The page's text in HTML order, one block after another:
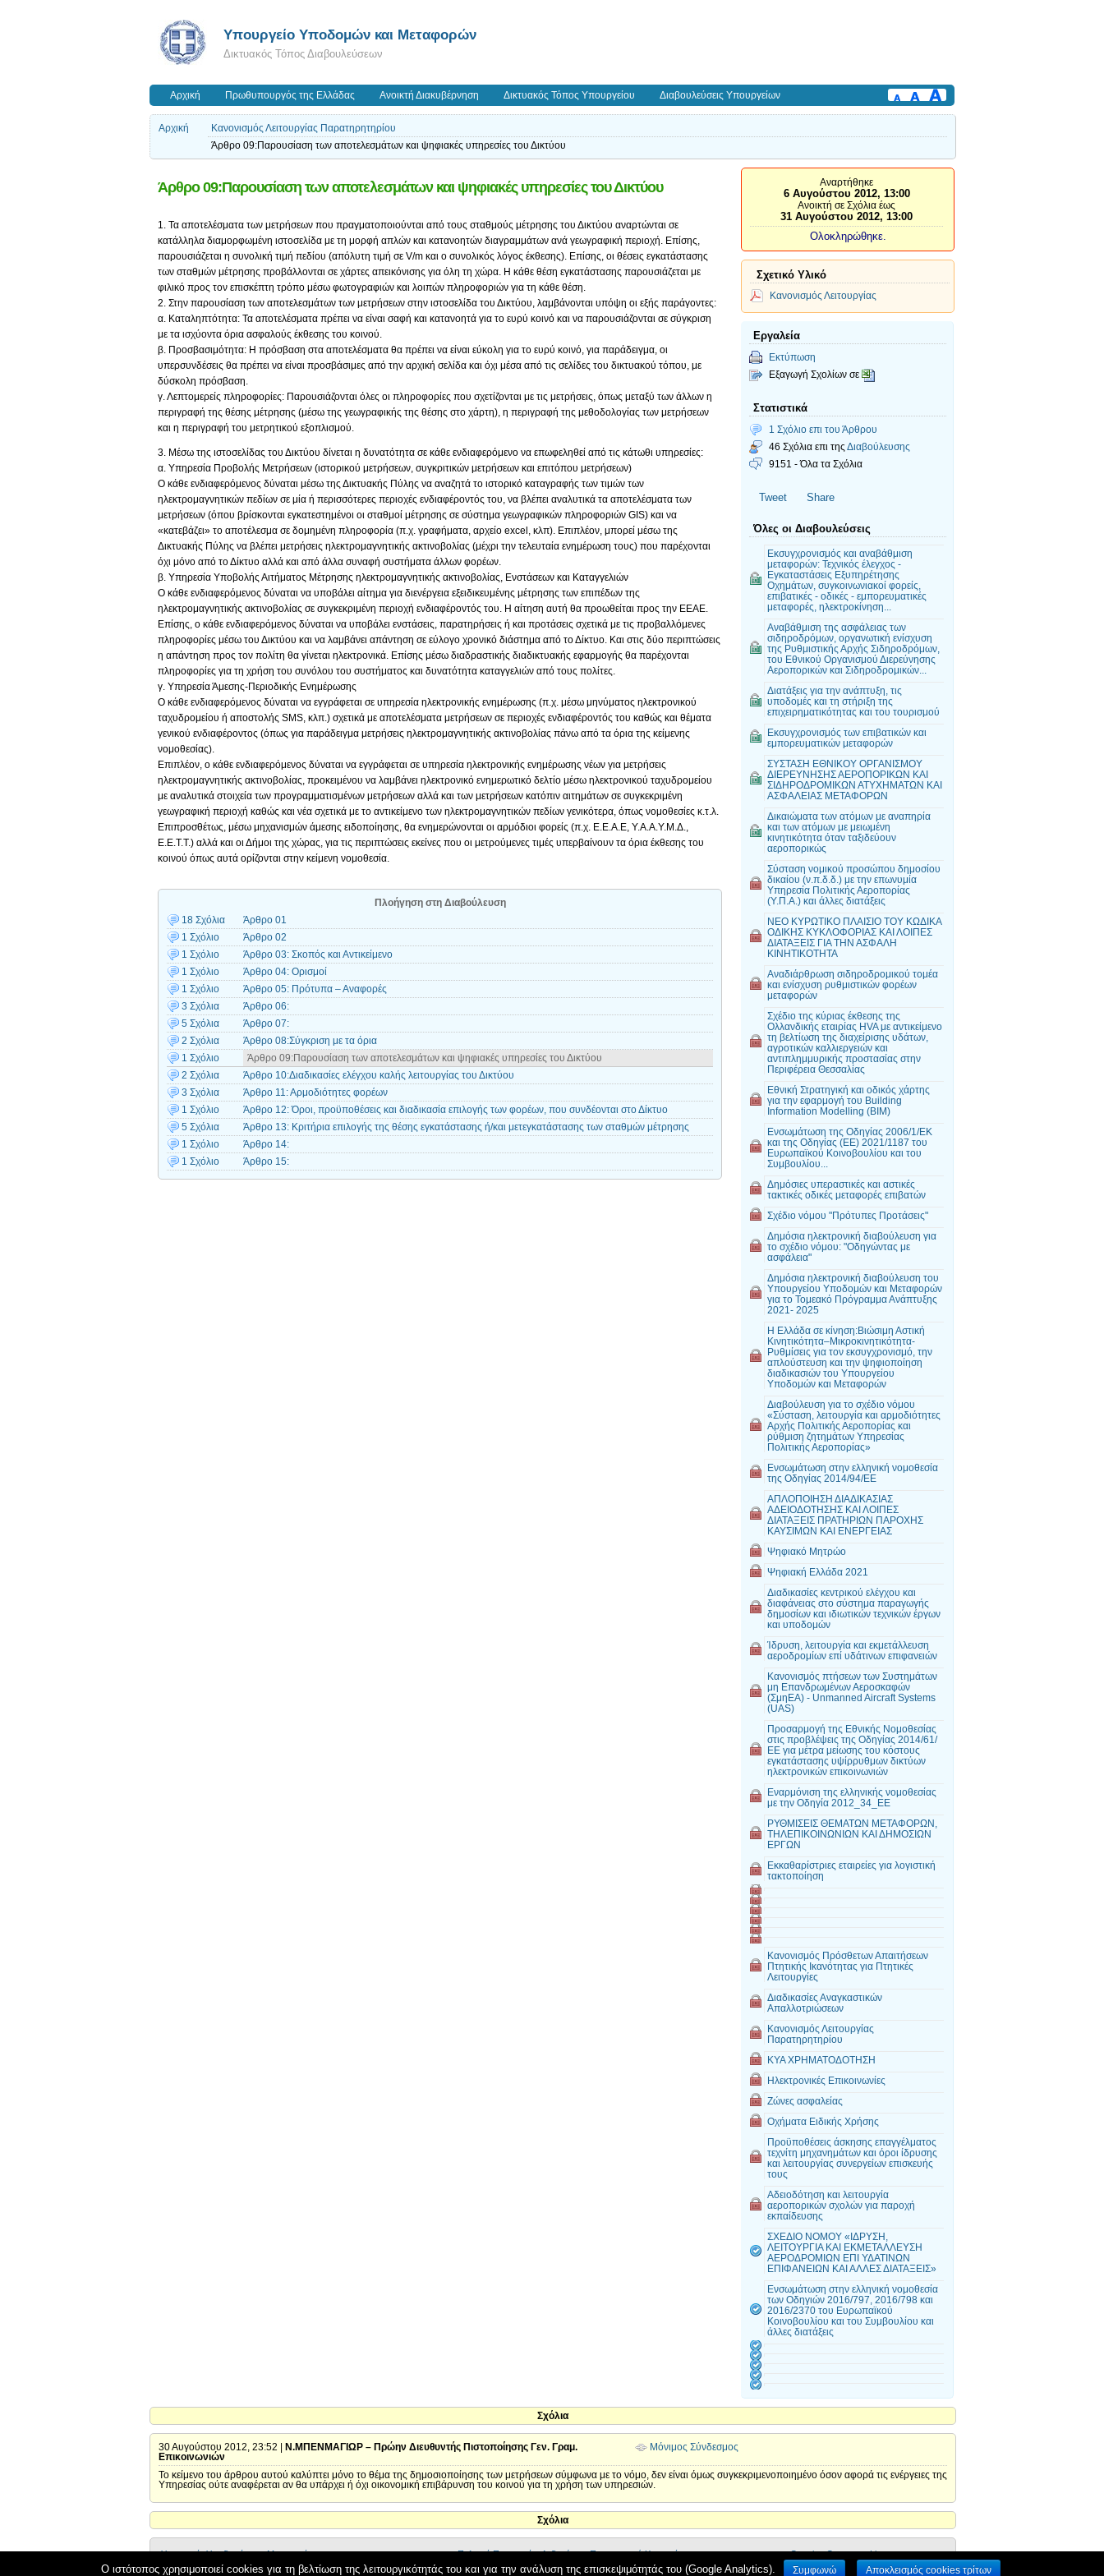
Υπουργείο Υποδομών και Μεταφορών
Δικτυακός Τόπος Διαβουλεύσεων
Αρχική Πρωθυπουργός της Ελλάδας Ανοικτή Διακυβέρνηση Δικτυακός Τόπος Υπουργείου Διαβουλεύσεις Υπουργείων
Αρχική
Κανονισμός Λειτουργίας Παρατηρητηρίου
Άρθρο 09:Παρουσίαση των αποτελεσμάτων και ψηφιακές υπηρεσίες του Δικτύου
Άρθρο 09:Παρουσίαση των αποτελεσμάτων και ψηφιακές υπηρεσίες του Δικτύου
1. Τα αποτελέσματα των μετρήσεων που πραγματοποιούνται από τους σταθμούς μέτρησης του Δικτύου αναρτώνται σε
κατάλληλα διαμορφωμένη ιστοσελίδα με τη μορφή απλών και κατανοητών διαγραμμάτων ανά γεωγραφική περιοχή. Επίσης,
παρουσιάζεται η συνολική τιμή πεδίου (απόλυτη τιμή σε V/m και ο συνολικός λόγος έκθεσης). Επίσης, οι θέσεις εγκατάστασης
των σταθμών μέτρησης προβάλλονται σε χάρτες απεικόνισης για όλη τη χώρα. Η κάθε θέση εγκατάστασης παρουσιάζεται με
φιλικό προς τον επισκέπτη τρόπο μέσω φωτογραφιών και λοιπών πληροφοριών για τη κάθε θέση.
2. Στην παρουσίαση των αποτελεσμάτων των μετρήσεων στην ιστοσελίδα του Δικτύου, λαμβάνονται υπόψη οι εξής παράγοντες:
α. Καταληπτότητα: Τα αποτελέσματα πρέπει να είναι σαφή και κατανοητά για το ευρύ κοινό και να παρουσιάζονται σε σύγκριση
με τα ισχύοντα όρια ασφαλούς έκθεσης του κοινού.
β. Προσβασιμότητα: Η πρόσβαση στα αποτελέσματα θα πρέπει να είναι εύκολη για το ευρύ κοινό, για παράδειγμα, οι
υπερσυνδέσεις θα πρέπει να είναι προσβάσιμες από την αρχική σελίδα και όχι μέσα από τις σελίδες του δικτυακού τόπου, με
δύσκολη πρόσβαση.
γ. Λεπτομερείς πληροφορίες: Παρουσιάζονται όλες οι πληροφορίες που σχετίζονται με τις μετρήσεις, όπως μεταξύ των άλλων η
περιγραφή της θέσης μέτρησης (μέσω της γεωγραφικής της θέσης στο χάρτη), η περιγραφή της μεθοδολογίας των μετρήσεων
και η περιγραφή του μετρητικού εξοπλισμού.
3. Μέσω της ιστοσελίδας του Δικτύου δίνεται η δυνατότητα σε κάθε ενδιαφερόμενο να επωφεληθεί από τις κάτωθι υπηρεσίες:
α. Υπηρεσία Προβολής Μετρήσεων (ιστορικού μετρήσεων, συγκριτικών μετρήσεων και επιτόπου μετρήσεων)
Ο κάθε ενδιαφερόμενος δύναται μέσω της Δικτυακής Πύλης να αναζητά το ιστορικό καταγραφής των τιμών των
ηλεκτρομαγνητικών πεδίων σε μία ή περισσότερες περιοχές ενδιαφέροντός του, να βλέπει αναλυτικά τα αποτελέσματα των
μετρήσεων (όπου βρίσκονται εγκατεστημένοι οι σταθμοί μέτρησης σε σύστημα γεωγραφικών πληροφοριών GIS) και να
«κατεβάζει» το αποτέλεσμα σε δομημένη πληροφορία (π.χ. γραφήματα, αρχείο excel, κλπ). Επιπλέον, μπορεί μέσω της
Δικτυακής Πύλης να βλέπει μετρήσεις ηλεκτρομαγνητικής ακτινοβολίας (μέχρι την τελευταία ενημέρωση τους) που παρέχονται
όχι μόνο από το Δίκτυο αλλά και από άλλα συναφή συστήματα άλλων φορέων.
β. Υπηρεσία Υποβολής Αιτήματος Μέτρησης ηλεκτρομαγνητικής ακτινοβολίας, Ενστάσεων και Καταγγελιών
Ο κάθε ενδιαφερόμενος δύναται να υποβάλει αίτημα για διενέργεια εξειδικευμένης μέτρησης των επιπέδων της
ηλεκτρομαγνητικής ακτινοβολίας σε συγκεκριμένη περιοχή ενδιαφέροντός του. Η αίτηση αυτή θα προωθείται προς την ΕΕΑΕ.
Επίσης, ο κάθε ενδιαφερόμενος δύναται να υποβάλει ενστάσεις, παρατηρήσεις ή και προτάσεις σχετικά με τις προβαλλόμενες
πληροφορίες μέσω του Δικτύου και να λαμβάνει απάντηση σε εύλογο χρονικό διάστημα από το Δίκτυο. Και στις δύο περιπτώσεις
η απάντηση προς τον πολίτη θα γίνεται ηλεκτρονικά. Επίσης μέσω διαδραστικής διαδικτυακής εφαρμογής θα παρέχονται
πληροφορίες για τη χρήση του συνόλου του συστήματος και δυνατότητα καταγγελιών από τους πολίτες.
γ. Υπηρεσία Άμεσης-Περιοδικής Ενημέρωσης
Ο κάθε ενδιαφερόμενος δύναται να εγγράφεται σε υπηρεσία ηλεκτρονικής ενημέρωσης (π.χ. μέσω μηνύματος ηλεκτρονικού
ταχυδρομείου ή αποστολής SMS, κλπ.) σχετικά με αποτελέσματα μετρήσεων σε περιοχές ενδιαφέροντός του καθώς και θέματα
γενικού ενδιαφέροντος (όπως για παράδειγμα μετρήσεις ηλεκτρομαγνητικής ακτινοβολίας πάνω από τα όρια της κείμενης
νομοθεσίας).
Επιπλέον, ο κάθε ενδιαφερόμενος δύναται να εγγράφεται σε υπηρεσία ηλεκτρονικής ενημέρωσης νέων για μετρήσεις
ηλεκτρομαγνητικής ακτινοβολίας, προκειμένου να λαμβάνει ηλεκτρονικό ενημερωτικό δελτίο μέσω ηλεκτρονικού ταχυδρομείου
με αναλυτικά στοιχεία των προγραμματισμένων μετρήσεων αλλά και των μετρήσεων κατόπιν αιτημάτων σε συγκεκριμένη
γεωγραφική περιοχή καθώς και νέα σχετικά με το αντικείμενο των ηλεκτρομαγνητικών πεδίων γενικότερα, όπως νομοθεσίες κ.τ.λ.
Επιπροσθέτως, μέσω μηχανισμών άμεσης ειδοποίησης, θα ενημερώνονται οι αρμόδιοι φορείς (π.χ. Ε.Ε.Α.Ε, Υ.Α.Α.Υ.Μ.Δ.,
Ε.Ε.Τ.Τ.) αλλά και οι Δήμοι της χώρας, για τις περιπτώσεις εκείνες που οι μετρούμενες τιμές υπερβαίνουν τα όρια έκθεσης του
κοινού όπως αυτά ορίζονται στην κείμενη νομοθεσία.
Πλοήγηση στη Διαβούλευση
18 Σχόλια
Άρθρο 01
1 Σχόλιο
Άρθρο 02
1 Σχόλιο
Άρθρο 03: Σκοπός και Αντικείμενο
1 Σχόλιο
Άρθρο 04: Ορισμοί
1 Σχόλιο
Άρθρο 05: Πρότυπα – Αναφορές
3 Σχόλια
Άρθρο 06:
5 Σχόλια
Άρθρο 07:
2 Σχόλια
Άρθρο 08:Σύγκριση με τα όρια
1 Σχόλιο
Άρθρο 09:Παρουσίαση των αποτελεσμάτων και ψηφιακές υπηρεσίες του Δικτύου
2 Σχόλια
Άρθρο 10:Διαδικασίες ελέγχου καλής λειτουργίας του Δικτύου
3 Σχόλια
Άρθρο 11: Αρμοδιότητες φορέων
1 Σχόλιο
Άρθρο 12: Όροι, προϋποθέσεις και διαδικασία επιλογής των φορέων, που συνδέονται στο Δίκτυο
5 Σχόλια
Άρθρο 13: Κριτήρια επιλογής της θέσης εγκατάστασης ή/και μετεγκατάστασης των σταθμών μέτρησης
1 Σχόλιο
Άρθρο 14:
1 Σχόλιο
Άρθρο 15:
Αναρτήθηκε
6 Αυγούστου 2012, 13:00
Ανοικτή σε Σχόλια έως
31 Αυγούστου 2012, 13:00
Ολοκληρώθηκε.
Σχετικό Υλικό
Κανονισμός Λειτουργίας
Εργαλεία
Εκτύπωση
Εξαγωγή Σχολίων σε
Στατιστικά
1 Σχόλιο επι του Άρθρου
46 Σχόλια επι της Διαβούλευσης
9151 - Όλα τα Σχόλια
Tweet Share
Όλες οι Διαβουλεύσεις
Εκσυγχρονισμός και αναβάθμιση
μεταφορών: Τεχνικός έλεγχος -
Εγκαταστάσεις Εξυπηρέτησης
Οχημάτων, συγκοινωνιακοί φορείς,
επιβατικές - οδικές - εμπορευματικές
μεταφορές, ηλεκτροκίνηση...
Αναβάθμιση της ασφάλειας των
σιδηροδρόμων, οργανωτική ενίσχυση
της Ρυθμιστικής Αρχής Σιδηροδρόμων,
του Εθνικού Οργανισμού Διερεύνησης
Αεροπορικών και Σιδηροδρομικών...
Διατάξεις για την ανάπτυξη, τις
υποδομές και τη στήριξη της
επιχειρηματικότητας και του τουρισμού
Εκσυγχρονισμός των επιβατικών και
εμπορευματικών μεταφορών
ΣΥΣΤΑΣΗ ΕΘΝΙΚΟΥ ΟΡΓΑΝΙΣΜΟΥ
ΔΙΕΡΕΥΝΗΣΗΣ ΑΕΡΟΠΟΡΙΚΩΝ ΚΑΙ
ΣΙΔΗΡΟΔΡΟΜΙΚΩΝ ΑΤΥΧΗΜΑΤΩΝ ΚΑΙ
ΑΣΦΑΛΕΙΑΣ ΜΕΤΑΦΟΡΩΝ
Δικαιώματα των ατόμων με αναπηρία
και των ατόμων με μειωμένη
κινητικότητα όταν ταξιδεύουν
αεροπορικώς
Σύσταση νομικού προσώπου δημοσίου
δικαίου (ν.π.δ.δ.) με την επωνυμία
Υπηρεσία Πολιτικής Αεροπορίας
(Υ.Π.Α.) και άλλες διατάξεις
ΝΕΟ ΚΥΡΩΤΙΚΟ ΠΛΑΙΣΙΟ ΤΟΥ ΚΩΔΙΚΑ
ΟΔΙΚΗΣ ΚΥΚΛΟΦΟΡΙΑΣ ΚΑΙ ΛΟΙΠΕΣ
ΔΙΑΤΑΞΕΙΣ ΓΙΑ ΤΗΝ ΑΣΦΑΛΗ
ΚΙΝΗΤΙΚΟΤΗΤΑ
Αναδιάρθρωση σιδηροδρομικού τομέα
και ενίσχυση ρυθμιστικών φορέων
μεταφορών
Σχέδιο της κύριας έκθεσης της
Ολλανδικής εταιρίας HVA με αντικείμενο
τη βελτίωση της διαχείρισης υδάτων,
αγροτικών καλλιεργειών και
αντιπλημμυρικής προστασίας στην
Περιφέρεια Θεσσαλίας
Εθνική Στρατηγική και οδικός χάρτης
για την εφαρμογή του Building
Information Modelling (BIM)
Ενσωμάτωση της Οδηγίας 2006/1/ΕΚ
και της Οδηγίας (ΕΕ) 2021/1187 του
Ευρωπαϊκού Κοινοβουλίου και του
Συμβουλίου...
Δημόσιες υπεραστικές και αστικές
τακτικές οδικές μεταφορές επιβατών
Σχέδιο νόμου "Πρότυπες Προτάσεις"
Δημόσια ηλεκτρονική διαβούλευση για
το σχέδιο νόμου: "Οδηγώντας με
ασφάλεια"
Δημόσια ηλεκτρονική διαβούλευση του
Υπουργείου Υποδομών και Μεταφορών
για το Τομεακό Πρόγραμμα Ανάπτυξης
2021- 2025
Η Ελλάδα σε κίνηση:Βιώσιμη Αστική
Κινητικότητα–Μικροκινητικότητα-
Ρυθμίσεις για τον εκσυγχρονισμό, την
απλούστευση και την ψηφιοποίηση
διαδικασιών του Υπουργείου
Υποδομών και Μεταφορών
Διαβούλευση για το σχέδιο νόμου
«Σύσταση, λειτουργία και αρμοδιότητες
Αρχής Πολιτικής Αεροπορίας και
ρύθμιση ζητημάτων Υπηρεσίας
Πολιτικής Αεροπορίας»
Ενσωμάτωση στην ελληνική νομοθεσία
της Οδηγίας 2014/94/EE
ΑΠΛΟΠΟΙΗΣΗ ΔΙΑΔΙΚΑΣΙΑΣ
ΑΔΕΙΟΔΟΤΗΣΗΣ ΚΑΙ ΛΟΙΠΕΣ
ΔΙΑΤΑΞΕΙΣ ΠΡΑΤΗΡΙΩΝ ΠΑΡΟΧΗΣ
ΚΑΥΣΙΜΩΝ ΚΑΙ ΕΝΕΡΓΕΙΑΣ
Ψηφιακό Μητρώο
Ψηφιακή Ελλάδα 2021
Διαδικασίες κεντρικού ελέγχου και
διαφάνειας στο σύστημα παραγωγής
δημοσίων και ιδιωτικών τεχνικών έργων
και υποδομών
Ίδρυση, λειτουργία και εκμετάλλευση
αεροδρομίων επί υδάτινων επιφανειών
Κανονισμός πτήσεων των Συστημάτων
μη Επανδρωμένων Αεροσκαφών
(ΣμηΕΑ) - Unmanned Aircraft Systems
(UAS)
Προσαρμογή της Εθνικής Νομοθεσίας
στις προβλέψεις της Οδηγίας 2014/61/
ΕΕ για μέτρα μείωσης του κόστους
εγκατάστασης υψίρρυθμων δικτύων
ηλεκτρονικών επικοινωνιών
Εναρμόνιση της ελληνικής νομοθεσίας
με την Οδηγία 2012_34_ΕΕ
ΡΥΘΜΙΣΕΙΣ ΘΕΜΑΤΩΝ ΜΕΤΑΦΟΡΩΝ,
ΤΗΛΕΠΙΚΟΙΝΩΝΙΩΝ ΚΑΙ ΔΗΜΟΣΙΩΝ
ΕΡΓΩΝ
Εκκαθαρίστριες εταιρείες για λογιστική
τακτοποίηση
Κανονισμός Πρόσθετων Απαιτήσεων
Πτητικής Ικανότητας για Πτητικές
Λειτουργίες
Διαδικασίες Αναγκαστικών
Απαλλοτριώσεων
Κανονισμός Λειτουργίας
Παρατηρητηρίου
ΚΥΑ ΧΡΗΜΑΤΟΔΟΤΗΣΗ
Ηλεκτρονικές Επικοινωνίες
Ζώνες ασφαλείας
Οχήματα Ειδικής Χρήσης
Προϋποθέσεις άσκησης επαγγέλματος
τεχνίτη μηχανημάτων και όροι ίδρυσης
και λειτουργίας συνεργείων επισκευής
τους
Αδειοδότηση και λειτουργία
αεροπορικών σχολών για παροχή
εκπαίδευσης
ΣΧΕΔΙΟ ΝΟΜΟY «ΙΔΡΥΣΗ,
ΛΕΙΤΟΥΡΓΙΑ ΚΑΙ ΕΚΜΕΤΑΛΛΕΥΣΗ
ΑΕΡΟΔΡΟΜΙΩΝ ΕΠΙ ΥΔΑΤΙΝΩΝ
ΕΠΙΦΑΝΕΙΩΝ ΚΑΙ ΑΛΛΕΣ ΔΙΑΤΑΞΕΙΣ»
Ενσωμάτωση στην ελληνική νομοθεσία
των Οδηγιών 2016/797, 2016/798 και
2016/2370 του Ευρωπαϊκού
Κοινοβουλίου και του Συμβουλίου και
άλλες διατάξεις
Σχόλια
30 Αυγούστου 2012, 23:52 |
Ν.ΜΠΕΝΜΑΓΙΩΡ – Πρώην Διευθυντής Πιστοποίησης Γεν. Γραμ.
Επικοινωνιών
Μόνιμος Σύνδεσμος
Το κείμενο του άρθρου αυτού καλύπτει μόνο το θέμα της δημοσιοποίησης των μετρήσεων σύμφωνα με το νόμο, δεν είναι όμως συγκεκριμενοποιημένο όσον αφορά τις ενέργειες της
Υπηρεσίας ούτε αναφέρεται αν θα υπάρχει ή όχι οικονομική επιβάρυνση του κοινού για τη χρήση των υπηρεσιών.
Σχόλια
Υπουργείο Υποδομών και Μεταφορών
Δικτυακός Τόπος Διαβουλεύσεων
OpenGov.grΑνοικτή Διακυβέρνηση
Πολιτική Προστασίας Δεδομένων Προσωπικού Χαρακτήρα
Πολιτική Ασφαλείας και Πολιτική Cookies
Όροι Χρήσης
Creative Commons License
Ο ιστότοπος χρησιμοποιεί cookies για τη βελτίωση της λειτουργικότητάς του και για την ανάλυση της επισκεψιμότητάς του (Google Analytics). Συμφωνώ Αποκλεισμός cookies τρίτων